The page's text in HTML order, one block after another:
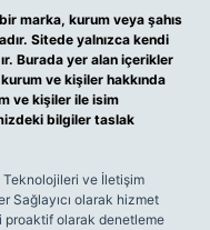
marka, kurum veya şahıs
Sitede yalnızca kendi
Burada yer alan içerikler
ve kişiler hakkında
ve kişiler ile isim
bilgiler taslak
Teknolojileri ve İletişim
Sağlayıcı olarak hizmet
proaktif olarak denetleme